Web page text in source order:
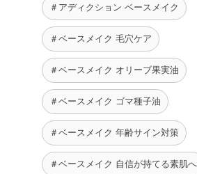
キサン・（カプリル酸／カプリン酸）
リルPEG－9ポリジメチルシロキシエ
（トリメチルペンタンジオール／アジ
ン）クロスポリマー・塩化Na・マイ
クス・BG・オリーブ果実油・カニナ
油・サフラワー油・ジパルミチン酸ア
ェロール・ホホバ種子油・ラベンダー
キシルグリセリン・グリセリン・シリ
Al・ラウロイルリシン・水酸化Al・フ
ル・酸化チタン・酸化鉄
＃アディクション ベースメイク
＃ベースメイク 毛穴ケア
＃ベースメイク オリーブ果実油
＃ベースメイク ゴマ種子油
＃ベースメイク 年齢サイン対策
＃ベースメイク 自信が持てる素肌へ